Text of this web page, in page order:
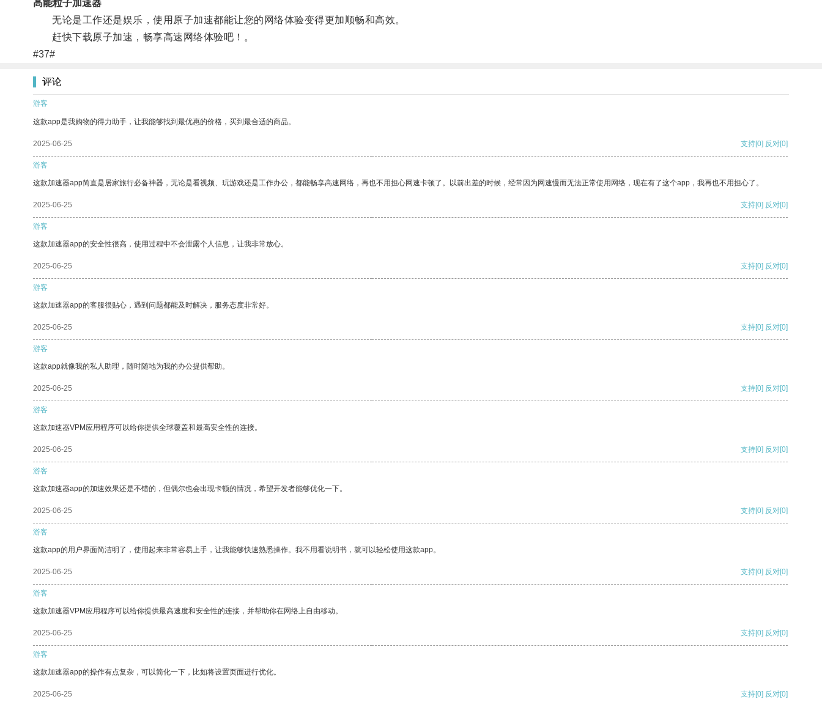
高能粒子加速器
无论是工作还是娱乐，使用原子加速都能让您的网络体验变得更加顺畅和高效。
赶快下载原子加速，畅享高速网络体验吧！。
#37#
评论
游客
这款app是我购物的得力助手，让我能够找到最优惠的价格，买到最合适的商品。
2025-06-25 支持[0] 反对[0]
游客
这款加速器app简直是居家旅行必备神器，无论是看视频、玩游戏还是工作办公，都能畅享高速网络，再也不用担心网速卡顿了。以前出差的时候，经常因为网速慢而无法正常使用网络，现在有了这个app，我再也不用担心了。
2025-06-25 支持[0] 反对[0]
游客
这款加速器app的安全性很高，使用过程中不会泄露个人信息，让我非常放心。
2025-06-25 支持[0] 反对[0]
游客
这款加速器app的客服很贴心，遇到问题都能及时解决，服务态度非常好。
2025-06-25 支持[0] 反对[0]
游客
这款app就像我的私人助理，随时随地为我的办公提供帮助。
2025-06-25 支持[0] 反对[0]
游客
这款加速器VPM应用程序可以给你提供全球覆盖和最高安全性的连接。
2025-06-25 支持[0] 反对[0]
游客
这款加速器app的加速效果还是不错的，但偶尔也会出现卡顿的情况，希望开发者能够优化一下。
2025-06-25 支持[0] 反对[0]
游客
这款app的用户界面简洁明了，使用起来非常容易上手，让我能够快速熟悉操作。我不用看说明书，就可以轻松使用这款app。
2025-06-25 支持[0] 反对[0]
游客
这款加速器VPM应用程序可以给你提供最高速度和安全性的连接，并帮助你在网络上自由移动。
2025-06-25 支持[0] 反对[0]
游客
这款加速器app的操作有点复杂，可以简化一下，比如将设置页面进行优化。
2025-06-25 支持[0] 反对[0]